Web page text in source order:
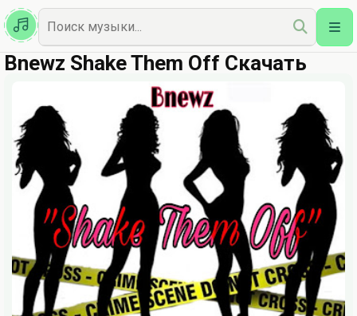
Казахская
Наш Топ
Bnewz Shake Them Off Скачать